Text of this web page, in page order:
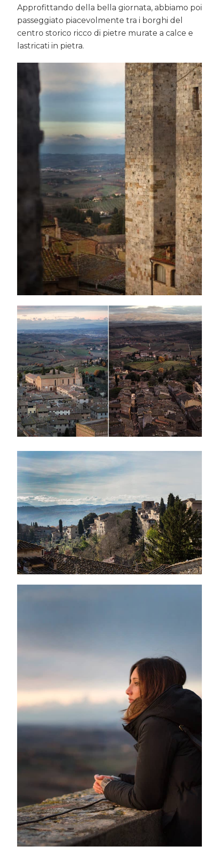
Approfittando della bella giornata, abbiamo poi
passeggiato piacevolmente tra i borghi del
centro storico ricco di pietre murate a calce e
lastricati in pietra.